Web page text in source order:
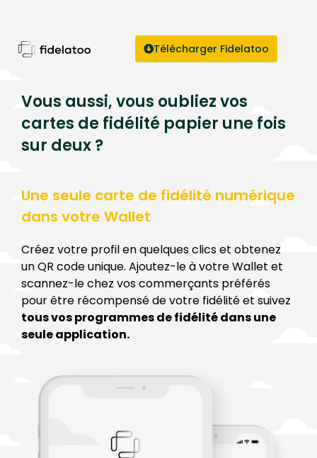
Télécharger Fidelatoo
Vous aussi, vous oubliez vos
cartes de fidélité papier une fois
sur deux ?
Une seule carte de fidélité numérique
dans votre Wallet
Créez votre profil en quelques clics et obtenez
un QR code unique. Ajoutez-le à votre Wallet et
scannez-le chez vos commerçants préférés
pour être récompensé de votre fidélité et suivez
tous vos programmes de fidélité dans une
seule application.